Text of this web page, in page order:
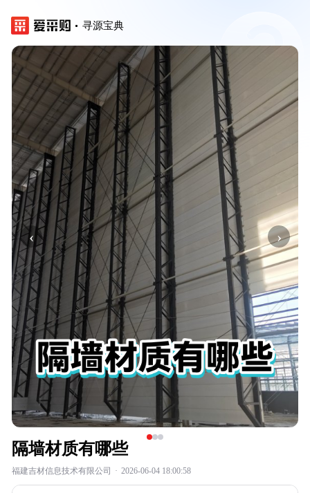
寻源宝典
‹ ›
隔墙材质有哪些
福建吉材信息技术有限公司 · 2026-06-04 18:00:58